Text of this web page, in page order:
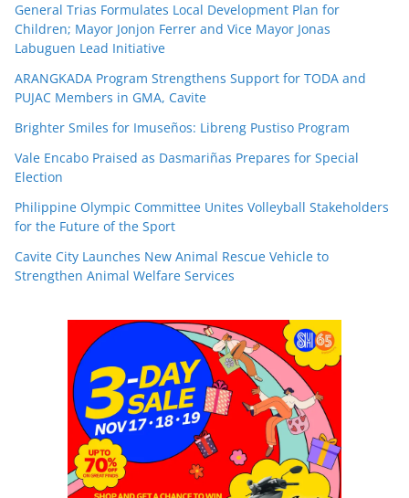
General Trias Formulates Local Development Plan for
Children; Mayor Jonjon Ferrer and Vice Mayor Jonas
Labuguen Lead Initiative
ARANGKADA Program Strengthens Support for TODA and
PUJAC Members in GMA, Cavite
Brighter Smiles for Imuseños: Libreng Pustiso Program
Vale Encabo Praised as Dasmariñas Prepares for Special
Election
Philippine Olympic Committee Unites Volleyball Stakeholders
for the Future of the Sport
Cavite City Launches New Animal Rescue Vehicle to
Strengthen Animal Welfare Services